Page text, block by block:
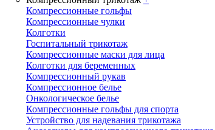
Компрессионные гольфы
Компрессионные чулки
Колготки
Госпитальный трикотаж
Компрессионные маски для лица
Колготки для беременных
Компрессионный рукав
Компрессионное белье
Онкологическое белье
Компрессионные гольфы для спорта
Устройство для надевания трикотажа